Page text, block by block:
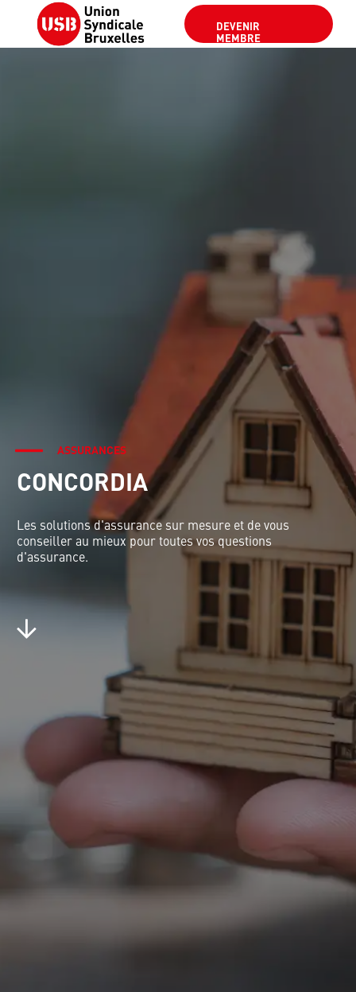
DEVENIR
MEMBRE
ASSURANCES
CONCORDIA
Les solutions d'assurance sur mesure et de vous
conseiller au mieux pour toutes vos questions
d'assurance.